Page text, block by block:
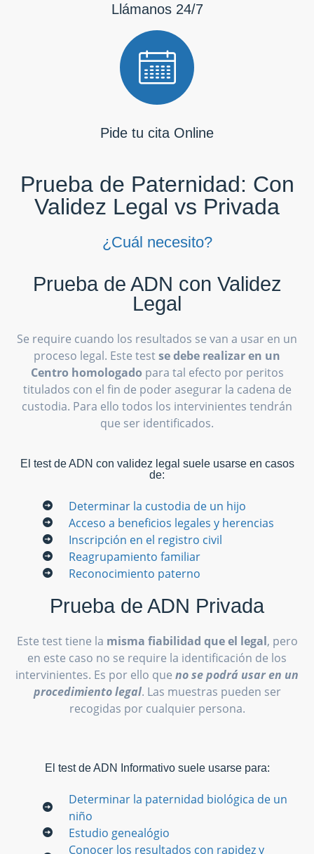
Llámanos 24/7
Pide tu cita Online
Prueba de Paternidad: Con
Validez Legal vs Privada
¿Cuál necesito?
Prueba de ADN con Validez
Legal
Se require cuando los resultados se van a usar en un
proceso legal. Este testse debe realizar en un
Centro homologado para tal efecto por peritos
titulados con el fin de poder asegurar la cadena de
custodia. Para ello todos los intervinientes tendrán
que ser identificados.
El test de ADN con validez legal suele usarse en casos
de:
Determinar la custodia de un hijo
Acceso a beneficios legales y herencias
Inscripción en el registro civil
Reagrupamiento familiar
Reconocimiento paterno
Prueba de ADN Privada
Este test tiene la misma fiabilidad que el legal, pero
en este caso no se require la identificación de los
intervinientes. Es por ello que no se podrá usar en un
procedimiento legal. Las muestras pueden ser
recogidas por cualquier persona.
El test de ADN Informativo suele usarse para:
Determinar la paternidad biológica de un
niño
Estudio genealógio
Conocer los resultados con rapidez y